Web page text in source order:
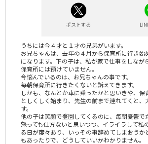
ポストする
うちには今４才と１才の兄弟がいます。
お兄ちゃんは、去年の４月から保育所に行き始
になります。下の子は、私が家で仕事をしなが
保育所には預けていません。
今悩んでいるのは、お兄ちゃんの事です。
毎朝保育所に行きたくないと訴えてきます。
しかも、なんとか車に乗ったかと思いきや、保
としくしく始まり、先生の前まで連れてくと、
す。
他の子は笑顔で登園してくるのに、毎朝憂鬱で
怒っても仕方ないと思いつつ、イライラして私
る日が度々あり、いっその事辞めてしまおうか
もあったりで、どうしていいかわかりません。